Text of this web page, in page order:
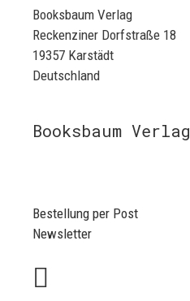
Booksbaum Verlag
Reckenziner Dorfstraße 18
19357 Karstädt
Deutschland
Booksbaum Verlag
Bestellung per Post
Newsletter